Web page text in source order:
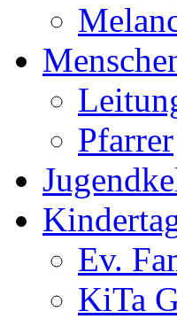
Pfarrer
Ev.
KiTa